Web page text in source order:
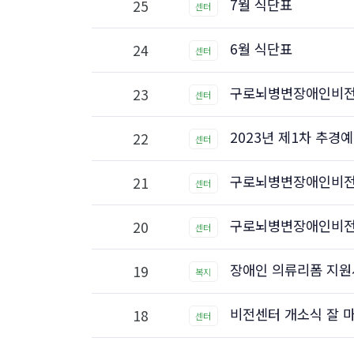
25 센터 7월 식단표
24 센터 6월 식단표
23 센터 구로뇌병변장애인비
22 센터 2023년 제1차 추경
21 센터 구로뇌병변장애인비
20 센터 구로뇌병변장애인비
19 복지 장애인 의류리폼 지
18 센터 비전센터 개소식 잘